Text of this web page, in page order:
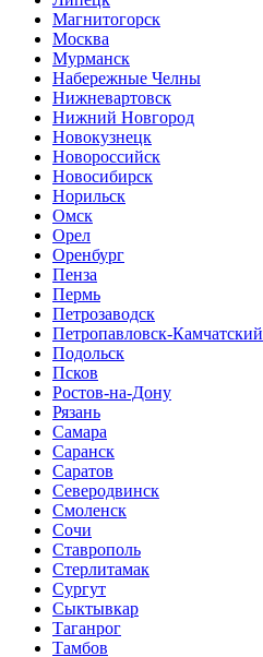
Магнитогорск
Москва
Мурманск
Набережные Челны
Нижневартовск
Нижний Новгород
Новокузнецк
Новороссийск
Новосибирск
Норильск
Омск
Орел
Оренбург
Пенза
Пермь
Петрозаводск
Петропавловск-Камчатский
Подольск
Псков
Ростов-на-Дону
Рязань
Самара
Саранск
Саратов
Северодвинск
Смоленск
Сочи
Ставрополь
Стерлитамак
Сургут
Сыктывкар
Таганрог
Тамбов